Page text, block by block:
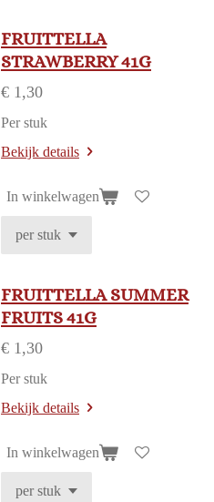
FRUITTELLA
STRAWBERRY 41G
€ 1,30
Per stuk
Bekijk details
In winkelwagen
FRUITTELLA SUMMER
FRUITS 41G
€ 1,30
Per stuk
Bekijk details
In winkelwagen